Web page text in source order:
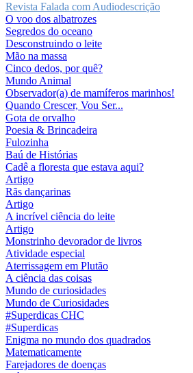
Revista Falada com Audiodescrição
O voo dos albatrozes
Segredos do oceano
Desconstruindo o leite
Mão na massa
Cinco dedos, por quê?
Mundo Animal
Observador(a) de mamíferos marinhos!
Quando Crescer, Vou Ser...
Gota de orvalho
Poesia & Brincadeira
Fulozinha
Baú de Histórias
Cadê a floresta que estava aqui?
Artigo
Rãs dançarinas
Artigo
A incrível ciência do leite
Artigo
Monstrinho devorador de livros
Atividade especial
Aterrissagem em Plutão
A ciência das coisas
Mundo de curiosidades
Mundo de Curiosidades
#Superdicas CHC
#Superdicas
Enigma no mundo dos quadrados
Matematicamente
Farejadores de doenças